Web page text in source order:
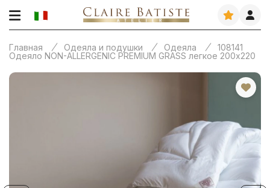
Главная Одеяла и подушки Одеяла
108141
Одеяло NON-ALLERGENIC PREMIUM GRASS легкое 200х220